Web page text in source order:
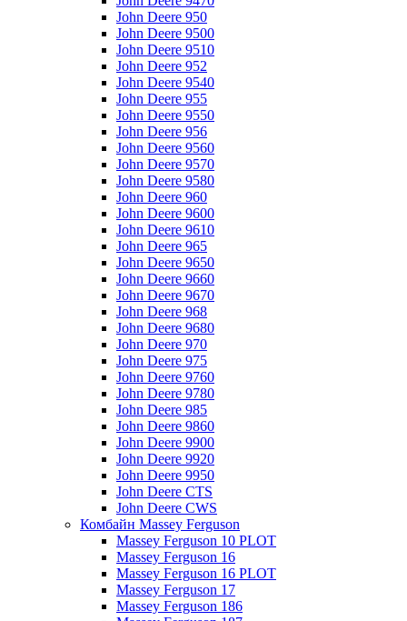
John Deere 950
John Deere 9500
John Deere 9510
John Deere 952
John Deere 9540
John Deere 955
John Deere 9550
John Deere 956
John Deere 9560
John Deere 9570
John Deere 9580
John Deere 960
John Deere 9600
John Deere 9610
John Deere 965
John Deere 9650
John Deere 9660
John Deere 9670
John Deere 968
John Deere 9680
John Deere 970
John Deere 975
John Deere 9760
John Deere 9780
John Deere 985
John Deere 9860
John Deere 9900
John Deere 9920
John Deere 9950
John Deere CTS
John Deere CWS
Комбайн Massey Ferguson
Massey Ferguson 10 PLOT
Massey Ferguson 16
Massey Ferguson 16 PLOT
Massey Ferguson 17
Massey Ferguson 186